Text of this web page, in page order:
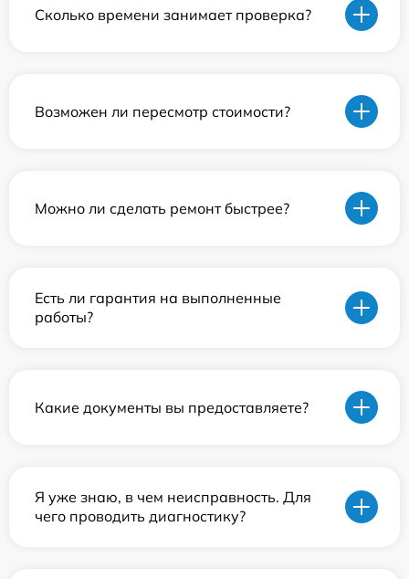
Сколько времени занимает проверка?
Возможен ли пересмотр стоимости?
Можно ли сделать ремонт быстрее?
Есть ли гарантия на выполненные
работы?
Какие документы вы предоставляете?
Я уже знаю, в чем неисправность. Для
чего проводить диагностику?